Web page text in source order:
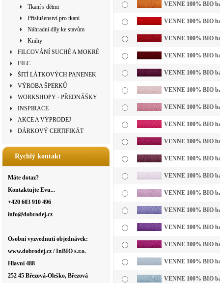
Tkaní s dětmi
Příslušenství pro tkaní
Náhradní díly ke stavům
Knihy
FILCOVÁNÍ SUCHÉ A MOKRÉ
FILC
ŠITÍ LÁTKOVÝCH PANENEK
VÝROBA ŠPERKŮ
WORKSHOPY - PŘEDNÁŠKY
INSPIRACE
AKCE A VÝPRODEJ
DÁRKOVÝ CERTIFIKÁT
Rychlý kontakt
Máte dotaz?
Kontaktujte Evu...
+420 603 910 496
info@dobrodej.cz
Osobní vyzvednutí objednávek:
www.dobrodej.cz / InBIO s.r.o.
Hlavní 488
252 45 Březová-Oleško, Březová
VENNE 100% BIO
VENNE 100% BIO
VENNE 100% BIO
VENNE 100% BIO
VENNE 100% BIO
VENNE 100% BIO
VENNE 100% BIO
VENNE 100% BIO
VENNE 100% BIO
VENNE 100% BIO
VENNE 100% BIO
VENNE 100% BIO
VENNE 100% BIO
VENNE 100% BIO
VENNE 100% BIO
VENNE 100% BIO
VENNE 100% BIO